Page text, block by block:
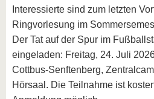
Interessierte sind zum letzten
Ringvorlesung im
Der Tat auf der Spur im
eingeladen: Freitag, 24. Juli
Cottbus-Senftenberg,
Hörsaal. Die Teilnahme ist